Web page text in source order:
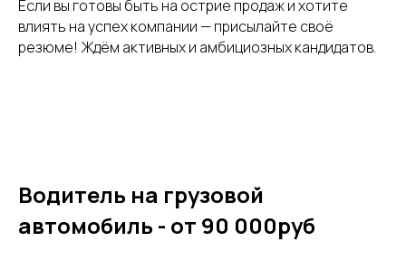
Если вы готовы быть на острие продаж и хотите
влиять на успех компании — присылайте своё
резюме! Ждём активных и амбициозных кандидатов.
Водитель на грузовой
автомобиль - от 90 000руб